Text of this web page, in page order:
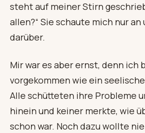
steht auf meiner Stirn
allen?“ Sie schaute mich nur
darüber.
Mir war es aber ernst, denn ich
vorgekommen wie ein
Alle schütteten ihre Probleme
hinein und keiner merkte, wie
schon war. Noch dazu wollte